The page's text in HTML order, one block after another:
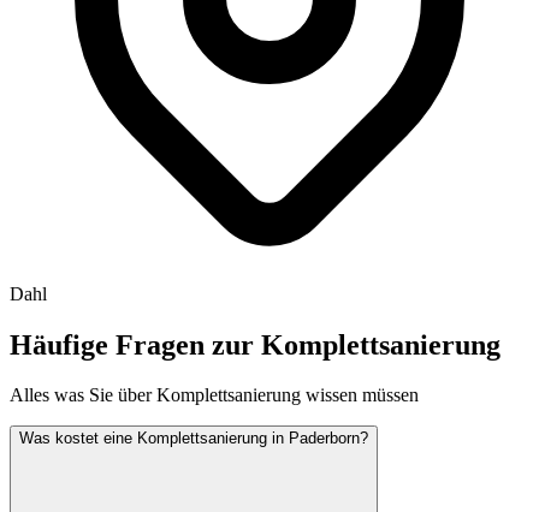
Dahl
Häufige Fragen zur Komplettsanierung
Alles was Sie über Komplettsanierung wissen müssen
Was kostet eine Komplettsanierung in Paderborn?